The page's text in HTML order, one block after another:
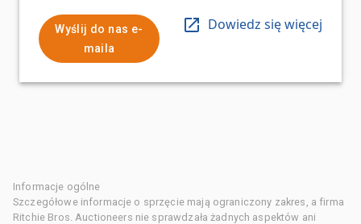
Wyślij do nas e-
maila
Dowiedz się więcej
Informacje ogólne
Szczegółowe informacje o sprzęcie mają ograniczony zakres, a firma
Ritchie Bros. Auctioneers nie sprawdzała żadnych aspektów ani